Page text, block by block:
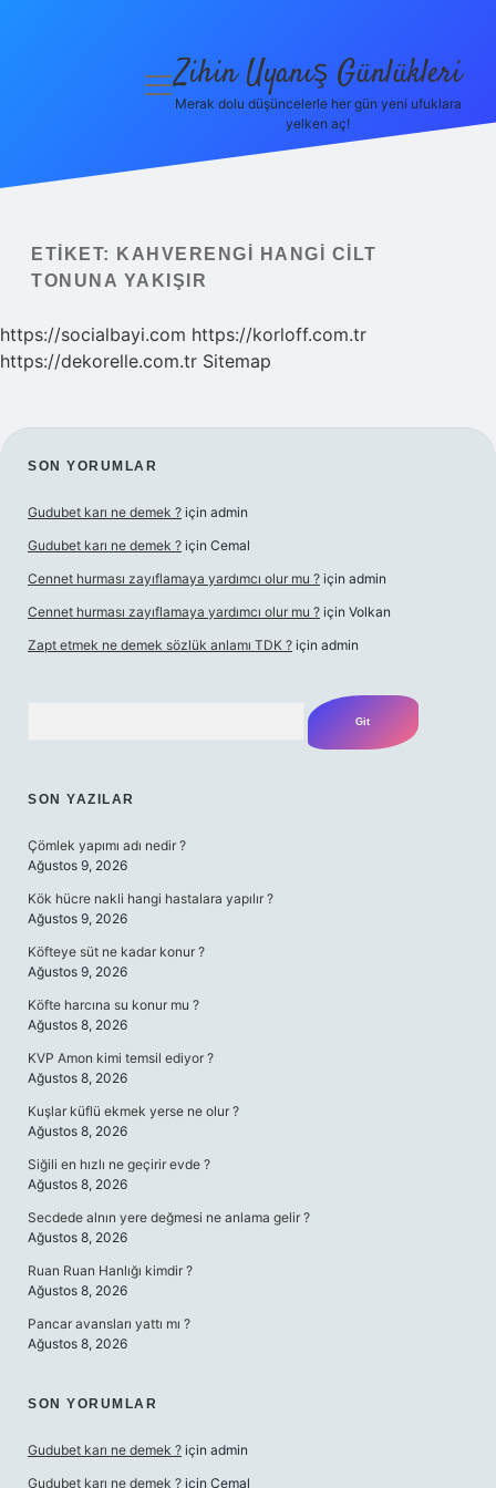
Politikası
Yasal Uyarı
menüyü
Zihin Uyanış Günlükleri
Merak dolu düşüncelerle her gün yeni ufuklara
yelken aç!
ETIKET:
KAHVERENGI HANGI CILT
TONUNA YAKIŞIR
https://socialbayi.com https://korloff.com.tr
https://dekorelle.com.tr Sitemap
SIDEBAR
SON YORUMLAR
Gudubet karı ne demek ? için admin
Gudubet karı ne demek ? için Cemal
Cennet hurması zayıflamaya yardımcı olur mu ? için admin
Cennet hurması zayıflamaya yardımcı olur mu ? için Volkan
Zapt etmek ne demek sözlük anlamı TDK ? için admin
SON YAZILAR
Çömlek yapımı adı nedir ?
Ağustos 9, 2026
Kök hücre nakli hangi hastalara yapılır ?
Ağustos 9, 2026
Köfteye süt ne kadar konur ?
Ağustos 9, 2026
Köfte harcına su konur mu ?
Ağustos 8, 2026
KVP Amon kimi temsil ediyor ?
Ağustos 8, 2026
Kuşlar küflü ekmek yerse ne olur ?
Ağustos 8, 2026
Siğili en hızlı ne geçirir evde ?
Ağustos 8, 2026
Secdede alnın yere değmesi ne anlama gelir ?
Ağustos 8, 2026
Ruan Ruan Hanlığı kimdir ?
Ağustos 8, 2026
Pancar avansları yattı mı ?
Ağustos 8, 2026
SON YORUMLAR
Gudubet karı ne demek ? için admin
Gudubet karı ne demek ? için Cemal